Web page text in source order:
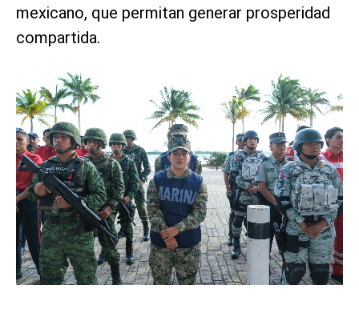
mexicano, que permitan generar prosperidad
compartida.